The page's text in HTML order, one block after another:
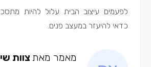
לפעמים עיצוב הבית עלול להיות
כדאי להיעזר במעצב פנים.
מאמר מאת צוות